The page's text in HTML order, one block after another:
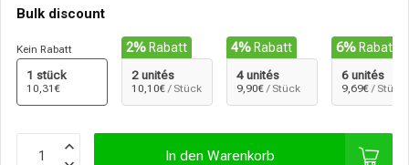
Bulk discount
Kein Rabatt
1 stück
10,31€
2% Rabatt
2 unités
10,10€ / Stück
4% Rabatt
4 unités
9,90€ / Stück
6% Rabatt
6 unités
9,69€ / Stück
In den Warenkorb